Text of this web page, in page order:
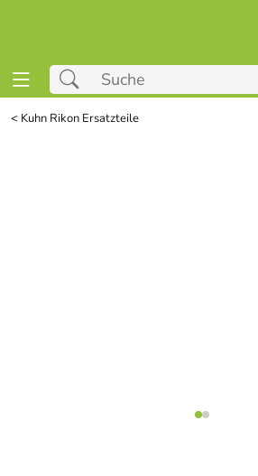
< Kuhn Rikon Ersatzteile